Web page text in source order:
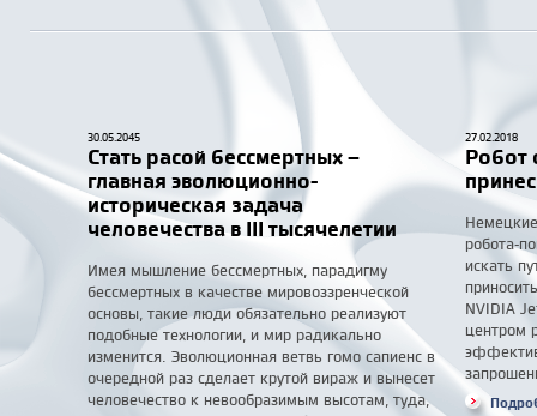
30.05.2045
Стать расой бессмертных –
главная эволюционно-
историческая задача
человечества в III тысячелетии
Имея мышление бессмертных, парадигму
бессмертных в качестве мировоззренческой
основы, такие люди обязательно реализуют
подобные технологии, и мир радикально
изменится. Эволюционная ветвь гомо сапиенс в
очередной раз сделает крутой вираж и вынесет
человечество к невообразимым высотам, туда,
27.02.2018
Робот
робота-
искать
NVIDIA
центром